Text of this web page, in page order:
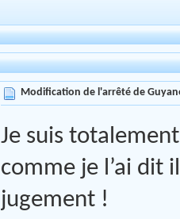
Modification de l'arrêté de
Je suis
comme je l’ai dit
jugement !